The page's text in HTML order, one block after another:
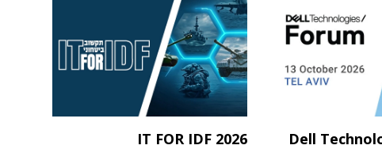
Dell
IT FOR IDF 2026